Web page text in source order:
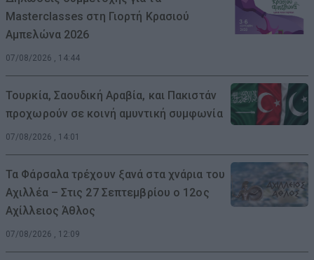
Masterclasses στη Γιορτή Κρασιού
Αμπελώνα 2026
07/08/2026 , 14:44
Τουρκία, Σαουδική Αραβία, και Πακιστάν
προχωρούν σε κοινή αμυντική συμφωνία
07/08/2026 , 14:01
Τα Φάρσαλα τρέχουν ξανά στα χνάρια του
Αχιλλέα – Στις 27 Σεπτεμβρίου ο 12ος
Αχίλλειος Άθλος
07/08/2026 , 12:09